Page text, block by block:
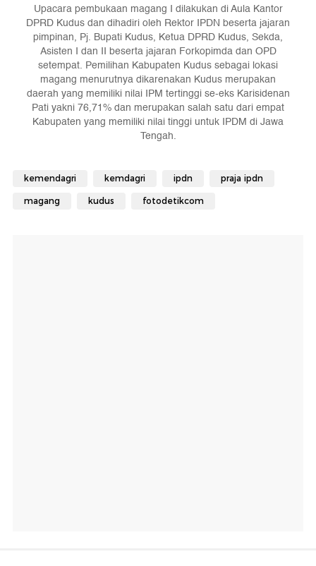
Upacara pembukaan magang I dilakukan di Aula Kantor
DPRD Kudus dan dihadiri oleh Rektor IPDN beserta jajaran
pimpinan, Pj. Bupati Kudus, Ketua DPRD Kudus, Sekda,
Asisten I dan II beserta jajaran Forkopimda dan OPD
setempat. Pemilihan Kabupaten Kudus sebagai lokasi
magang menurutnya dikarenakan Kudus merupakan
daerah yang memiliki nilai IPM tertinggi se-eks Karisidenan
Pati yakni 76,71% dan merupakan salah satu dari empat
Kabupaten yang memiliki nilai tinggi untuk IPDM di Jawa
Tengah.
kemendagri kemdagri ipdn praja ipdn
magang kudus fotodetikcom